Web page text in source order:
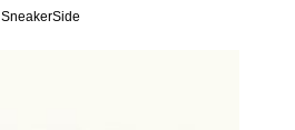
SneakerSide